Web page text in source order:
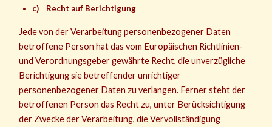
c) Recht auf Berichtigung
Jede von der Verarbeitung personenbezogener Daten
betroffene Person hat das vom Europäischen Richtlinien-
und Verordnungsgeber gewährte Recht, die unverzügliche
Berichtigung sie betreffender unrichtiger
personenbezogener Daten zu verlangen. Ferner steht der
betroffenen Person das Recht zu, unter Berücksichtigung
der Zwecke der Verarbeitung, die Vervollständigung